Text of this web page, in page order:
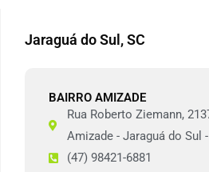
Jaraguá do Sul, SC
BAIRRO AMIZADE
Rua Roberto Ziemann,
Amizade - Jaraguá do Sul
(47) 98421-6881